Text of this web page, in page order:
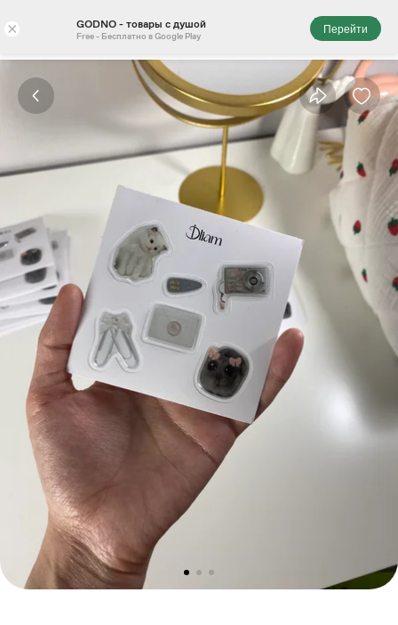
× GODNO - товары с душой
Free - Бесплатно в Google Play
Перейти